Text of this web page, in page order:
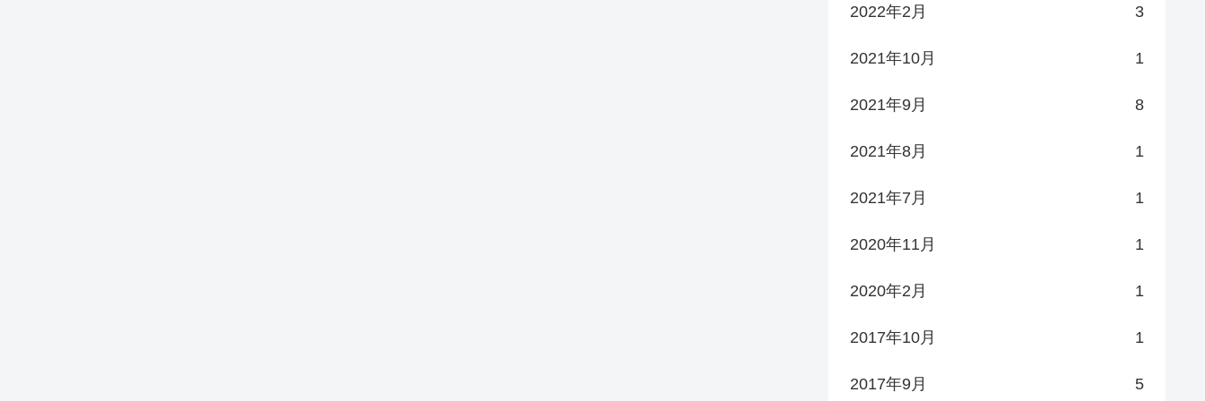
2022年2月 3
2021年10月 1
2021年9月 8
2021年8月 1
2021年7月 1
2020年11月 1
2020年2月 1
2017年10月 1
2017年9月 5